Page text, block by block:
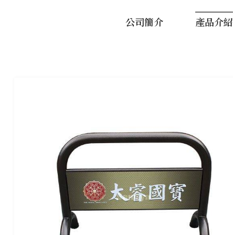
公司簡介 產品介紹